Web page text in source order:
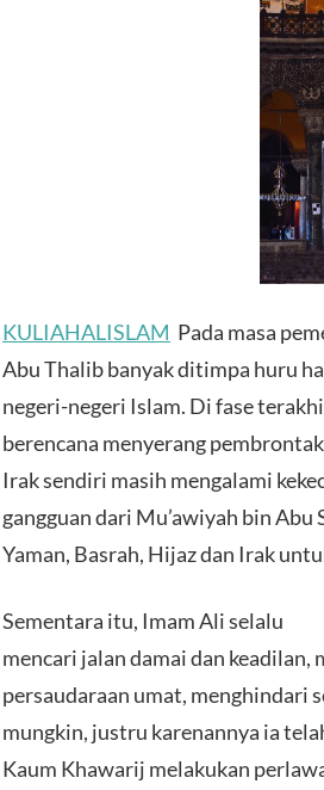
KULIAHALISLAM Pada masa
Abu Thalib banyak ditimpa huru
negeri-negeri Islam. Di fase
berencana menyerang
Irak sendiri masih mengalami
gangguan dari Mu’awiyah bin
Yaman, Basrah, Hijaz dan Irak
Sementara itu, Imam Ali selalu
mencari jalan damai dan
persaudaraan umat, menghindari
mungkin, justru karenannya ia
Kaum Khawarij melakukan